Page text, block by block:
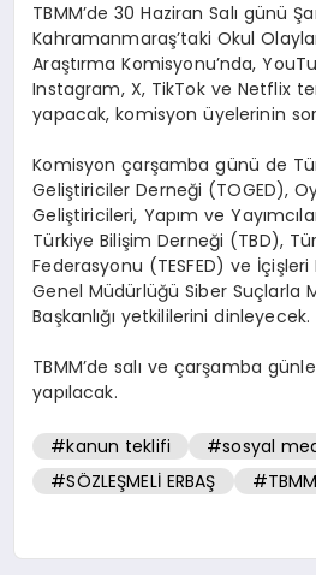
TBMM’de 30 Haziran Salı günü
Kahramanmaraş’taki Okul
Araştırma Komisyonu’nda,
Instagram, X, TikTok ve Netflix
yapacak, komisyon üyelerinin
Komisyon çarşamba günü de
Geliştiriciler Derneği (TOGED),
Geliştiricileri, Yapım ve
Türkiye Bilişim Derneği (TBD),
Federasyonu (TESFED) ve İçişleri
Genel Müdürlüğü Siber Suçlarla
Başkanlığı yetkililerini dinleyecek.
TBMM’de salı ve çarşamba
yapılacak.
#kanun teklifi
#sosyal
#SÖZLEŞMELİ ERBAŞ
#TBMM